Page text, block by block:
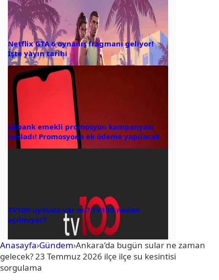
Netflix GTA 6 oynanış fragmanı geliyor!
İşte yayın tarihi
Akbank emekli promosyon kampanyası
başladı! Promosyona ek ödeme yapılacak
TV100 uyduda var mı? TV100 neden
açılmıyor?
Anasayfa›Gündem›Ankara’da bugün sular ne zaman
gelecek? 23 Temmuz 2026 ilçe ilçe su kesintisi
sorgulama